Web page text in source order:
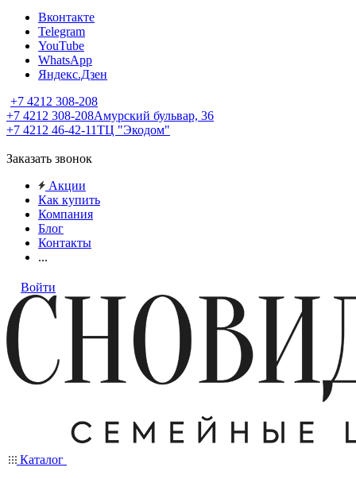
Вконтакте
Telegram
YouTube
WhatsApp
Яндекс.Дзен
+7 4212 308-208
+7 4212 308-208Амурский бульвар, 36
+7 4212 46-42-11ТЦ "Экодом"
Заказать звонок
Акции
Как купить
Компания
Блог
Контакты
...
Войти
Каталог